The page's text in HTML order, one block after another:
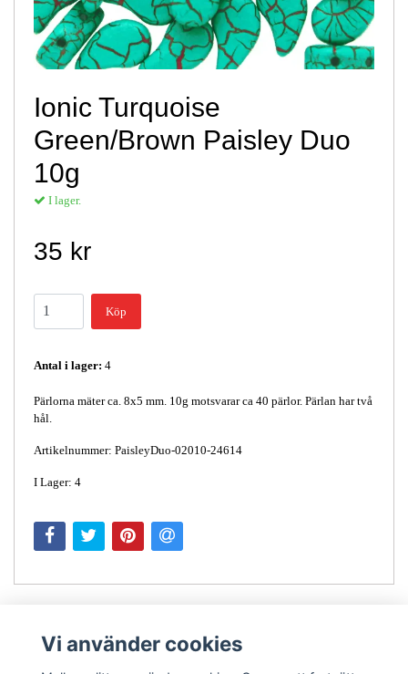
Ionic Turquoise
Green/Brown Paisley Duo
10g
I lager.
35 kr
Köp
Antal i lager: 4
Pärlorna mäter ca. 8x5 mm. 10g motsvarar ca 40 pärlor. Pärlan har två
hål.
Artikelnummer: PaisleyDuo-02010-24614
I Lager: 4
Vi använder cookies